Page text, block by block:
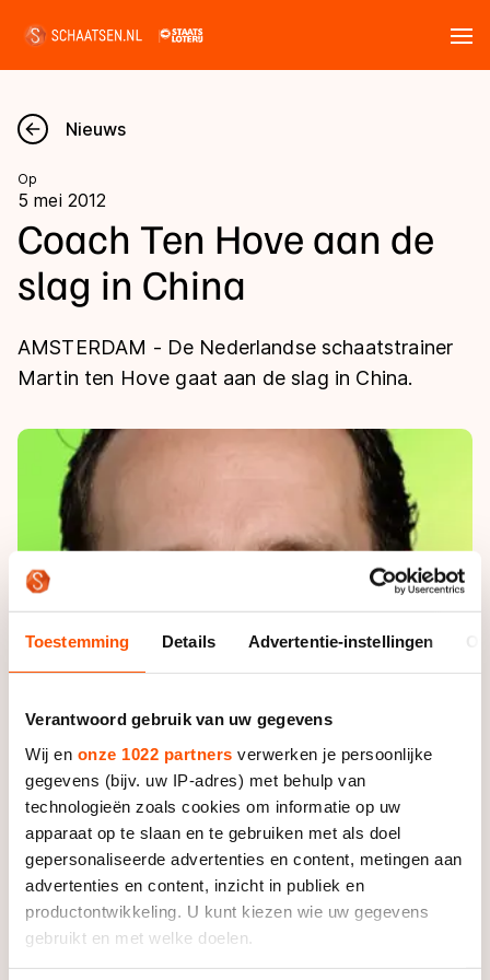
Toestemming Details Advertentie-instellingen
Verantwoord gebruik van uw gegevens
Wij en onze 1022 partners verwerken je persoonlijke
gegevens (bijv. uw IP-adres) met behulp van
technologieën zoals cookies om informatie op uw
apparaat op te slaan en te gebruiken met als doel
gepersonaliseerde advertenties en content, metingen aan
advertenties en content, inzicht in publiek en
productontwikkeling. U kunt kiezen wie uw gegevens
gebruikt en met welke doelen.
Nieuws
Kalender
Disciplines
Langebaan
Inlineskaten
Kunstschaatsen
Schoonrijden
Natuurijs
Uitslagen
Shorttrack
Marathon
Inlineskaten
Tijden & historie
Ranglijsten Langebaan
Persoonlijke records & tijden
Historie & statistiek
De weg op
Inschrijven wedstrijden
Algemene Nederlandse Schaatstijd
Schaatsfans
Alles voor jou als schaatsfan
Evenementen
Word schaatsfan!
Winacties
Olympische Spelen
Medaille overzicht
Medaillespiegel
Olympische uitslagen
Van Jong tot Goud verhalen
Nieuws
Op
5 mei 2012
Coach Ten Hove aan de
slag in China
AMSTERDAM - De Nederlandse schaatstrainer
Martin ten Hove gaat aan de slag in China.
De oefenmeester maakte dit nieuws zaterdag zelf
wereldkundig op zijn Facebookpagina. "Het is rond: ik